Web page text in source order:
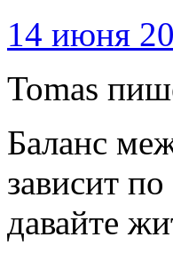
14 июня
Tomas
Баланс
зависит
давайте